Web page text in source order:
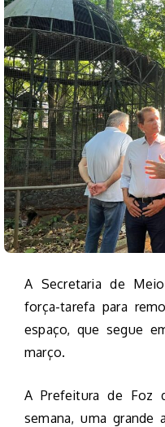
A Secretaria de
força-tarefa para
espaço, que segue
março.
A Prefeitura de Foz
semana, uma grande